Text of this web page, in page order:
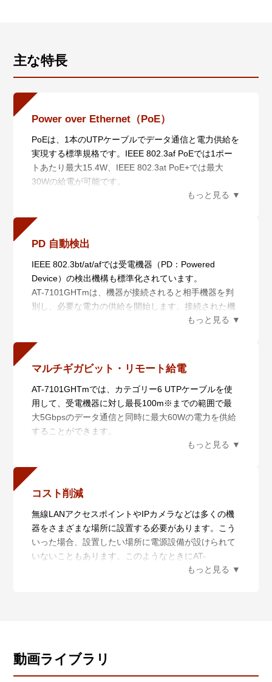
主な特長
Power over Ethernet（PoE）
PoEは、1本のUTPケーブルでデータ通信と電力供給を
実現する標準規格です。IEEE 802.3af PoEでは1ポー
トあたり最大15.4W、IEEE 802.3at PoE+では最大
30Wの給電が可能です。
さらに本製品はIEEE 802.3bt PoE++クラス6の最大
PD 自動検出
IEEE 802.3bt/at/afでは受電機器（PD：Powered
Device）の検出機構も標準化されています。
AT-7101GHTmは、機器が接続されると相手機器を判
別し、必要な電力の供給を開始します。接続された機
器がIEEE 802.3bt/at/afの受電機能に対応していない製
PoE機器を故障から守ります。
マルチギガビット・リモート給電
AT-7101GHTmでは、カテゴリー6 UTPケーブルを使
用して、受電機器に対し最長100m※までの範囲で最
大5Gbpsのデータ通信と同時に最大60Wの電力を供給
することができます。
※ 本製品のDATA IN/DATA OUTポート両方のリンクを
また、最大伝送距離は理論値であり、実際の伝送距離
は使用環境によって異なります。
コスト削減
無線LANアクセスポイントやIPカメラなどは多くの機
器をさまざまな場所に設置する必要があります。こう
いった場合、設置したい場所に電源設備が設けられて
いないこともあります。このようなときにAT-
7101GHTmを使用することで、設置場所に電源工事を
動画ライブラリ